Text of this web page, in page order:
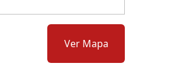
Ver Mapa